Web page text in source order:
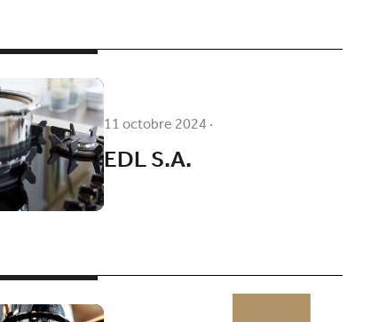
11 octobre 2024·
EDL S.A.